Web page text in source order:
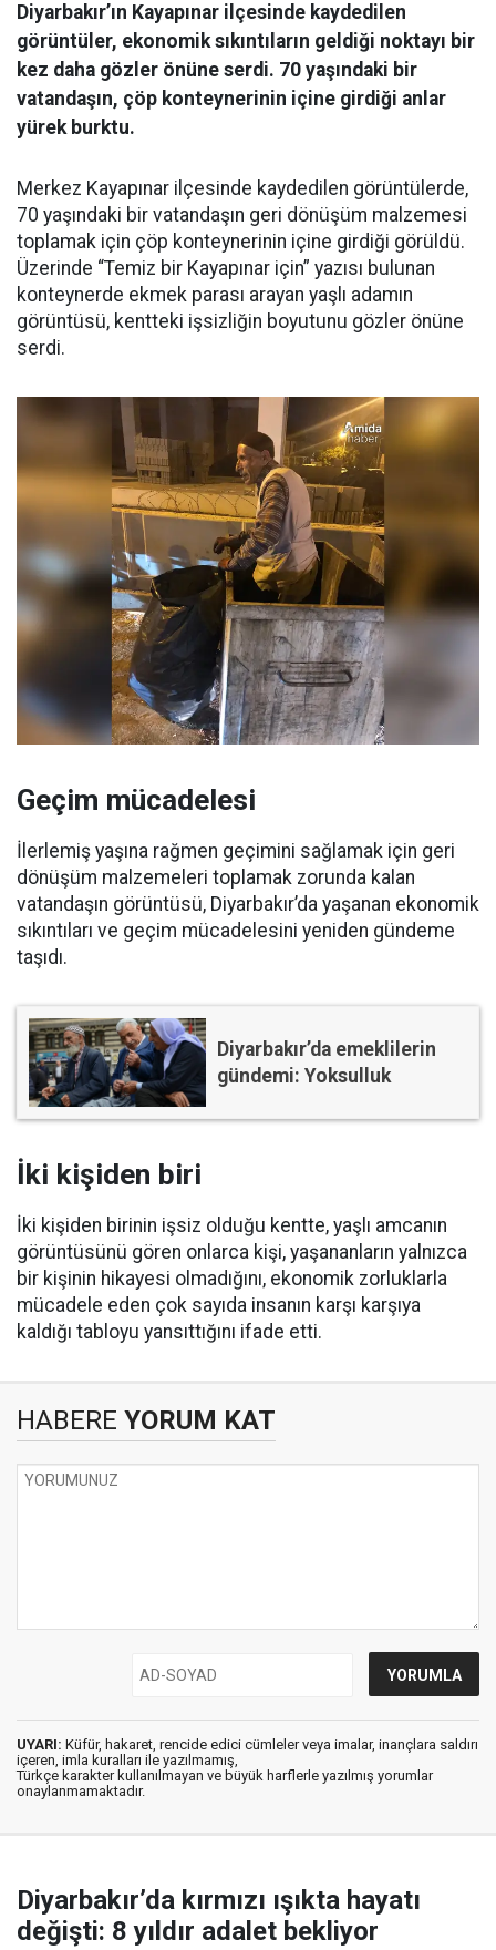
Diyarbakır’ın Kayapınar ilçesinde kaydedilen
görüntüler, ekonomik sıkıntıların geldiği noktayı bir
kez daha gözler önüne serdi. 70 yaşındaki bir
vatandaşın, çöp konteynerinin içine girdiği anlar
yürek burktu.
Merkez Kayapınar ilçesinde kaydedilen görüntülerde,
70 yaşındaki bir vatandaşın geri dönüşüm malzemesi
toplamak için çöp konteynerinin içine girdiği görüldü.
Üzerinde “Temiz bir Kayapınar için” yazısı bulunan
konteynerde ekmek parası arayan yaşlı adamın
görüntüsü, kentteki işsizliğin boyutunu gözler önüne
serdi.
Geçim mücadelesi
İlerlemiş yaşına rağmen geçimini sağlamak için geri
dönüşüm malzemeleri toplamak zorunda kalan
vatandaşın görüntüsü, Diyarbakır’da yaşanan ekonomik
sıkıntıları ve geçim mücadelesini yeniden gündeme
taşıdı.
Diyarbakır’da emeklilerin
gündemi: Yoksulluk
İki kişiden biri
İki kişiden birinin işsiz olduğu kentte, yaşlı amcanın
görüntüsünü gören onlarca kişi, yaşananların yalnızca
bir kişinin hikayesi olmadığını, ekonomik zorluklarla
mücadele eden çok sayıda insanın karşı karşıya
kaldığı tabloyu yansıttığını ifade etti.
HABERE YORUM KAT
UYARI: Küfür, hakaret, rencide edici cümleler veya imalar, inançlara saldırı
içeren, imla kuralları ile yazılmamış,
Türkçe karakter kullanılmayan ve büyük harflerle yazılmış yorumlar
onaylanmamaktadır.
Diyarbakır’da kırmızı ışıkta hayatı
değişti: 8 yıldır adalet bekliyor